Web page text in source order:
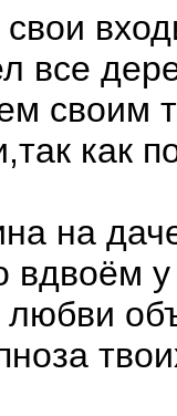
все
своим
как
на
у